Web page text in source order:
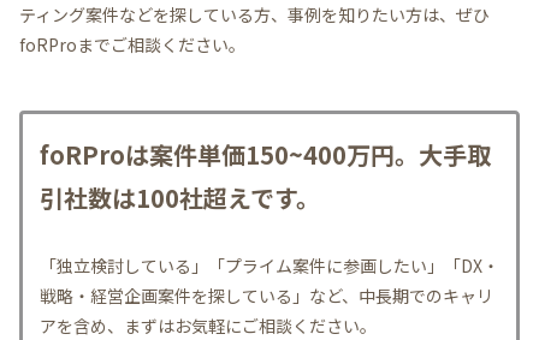
ティング案件などを探している方、事例を知りたい方は、ぜひ
foRProまでご相談ください。
foRProは案件単価150~400万円。大手取
引社数は100社超えです。
「独立検討している」「プライム案件に参画したい」「DX・
戦略・経営企画案件を探している」など、中長期でのキャリ
アを含め、まずはお気軽にご相談ください。